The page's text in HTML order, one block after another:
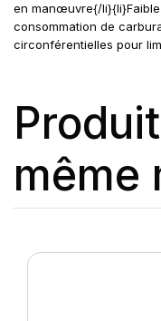
en manœuvre{/
consommation de
circonférentielles pour
même